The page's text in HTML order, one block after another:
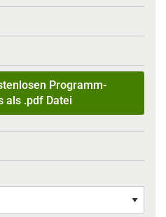
Programm-
als .pdf Datei